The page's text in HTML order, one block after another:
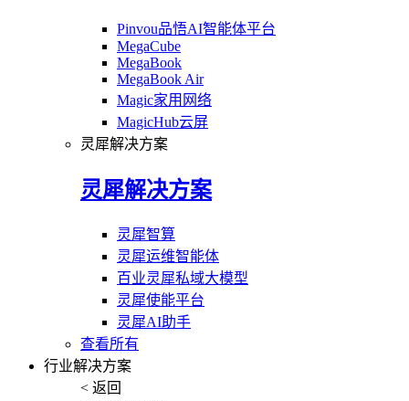
Pinvou品悟AI智能体平台
MegaCube
MegaBook
MegaBook Air
Magic家用网络
MagicHub云屏
灵犀解决方案
灵犀解决方案
灵犀智算
灵犀运维智能体
百业灵犀私域大模型
灵犀使能平台
灵犀AI助手
查看所有
行业解决方案
< 返回